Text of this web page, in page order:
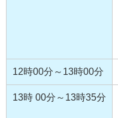
12時00分～13時00分
13時 00分～13時35分